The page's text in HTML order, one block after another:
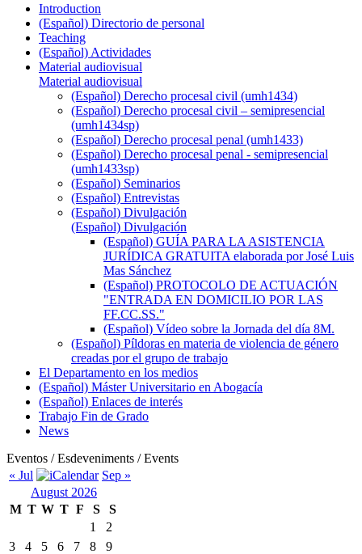
Introduction
(Español) Directorio de personal
Teaching
(Español) Actividades
Material audiovisual
Material audiovisual
(Español) Derecho procesal civil (umh1434)
(Español) Derecho procesal civil – semipresencial
(umh1434sp)
(Español) Derecho procesal penal (umh1433)
(Español) Derecho procesal penal - semipresencial
(umh1433sp)
(Español) Seminarios
(Español) Entrevistas
(Español) Divulgación
(Español) Divulgación
(Español) GUÍA PARA LA ASISTENCIA
JURÍDICA GRATUITA elaborada por José Luis
Mas Sánchez
(Español) PROTOCOLO DE ACTUACIÓN
"ENTRADA EN DOMICILIO POR LAS
FF.CC.SS."
(Español) Vídeo sobre la Jornada del día 8M.
(Español) Píldoras en materia de violencia de género
creadas por el grupo de trabajo
El Departamento en los medios
(Español) Máster Universitario en Abogacía
(Español) Enlaces de interés
Trabajo Fin de Grado
News
Eventos / Esdeveniments / Events
« Jul
Sep »
August 2026
M T W T F S
S
1
2
3
4 5 6 7 8
9